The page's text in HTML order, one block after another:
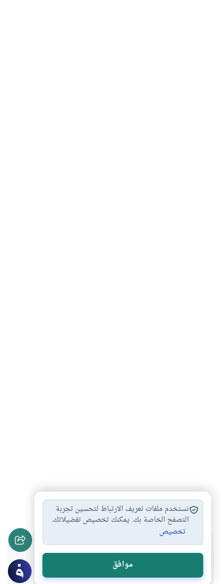
أدب # رواية #أدب عالمي
هل انتفعت بهذا المحتوى؟
نستخدم ملفات تعريف الارتباط لتحسين تجربة
التصفح الخاصة بك. يمكنك تخصيص تفضيلاتك.
تخصيص
موافق